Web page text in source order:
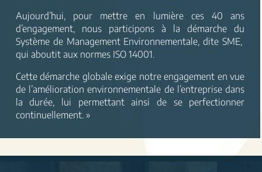
Aujourd’hui, pour mettre en lumière ces 40 ans
d’engagement, nous participons à la démarche du
Système de Management Environnementale, dite SME,
qui aboutit aux normes ISO 14001.
Cette démarche globale exige notre engagement en vue
de l’amélioration environnementale de l’entreprise dans
la durée, lui permettant ainsi de se perfectionner
continuellement. »